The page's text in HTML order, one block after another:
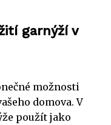
garnýží v
možnosti
domova. V
použít jako